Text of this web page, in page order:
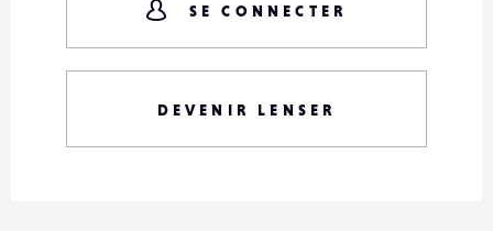
SE CONNECTER
DEVENIR LENSER